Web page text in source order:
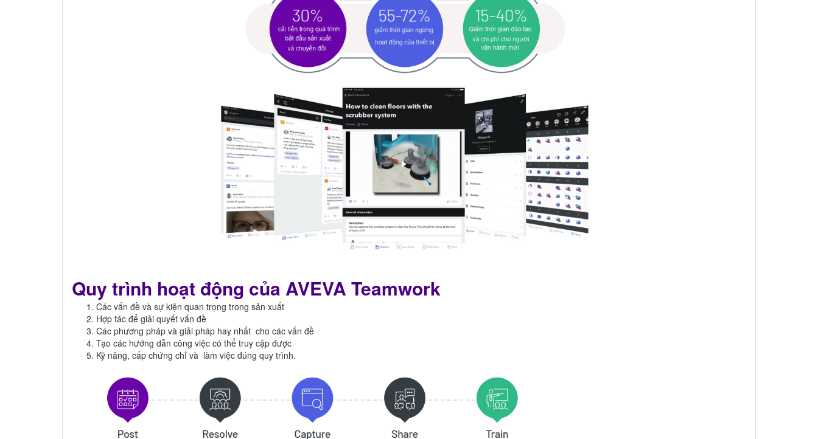
Quy trình hoạt động của AVEVA Teamwork
Các vấn đề và sự kiện quan trọng trong sản xuất
Hợp tác để giải quyết vấn đề
Các phương pháp và giải pháp hay nhất cho các vấn đề
Tạo các hướng dẫn công việc có thể truy cập được
Kỹ năng, cấp chứng chỉ và làm việc đúng quy trình.